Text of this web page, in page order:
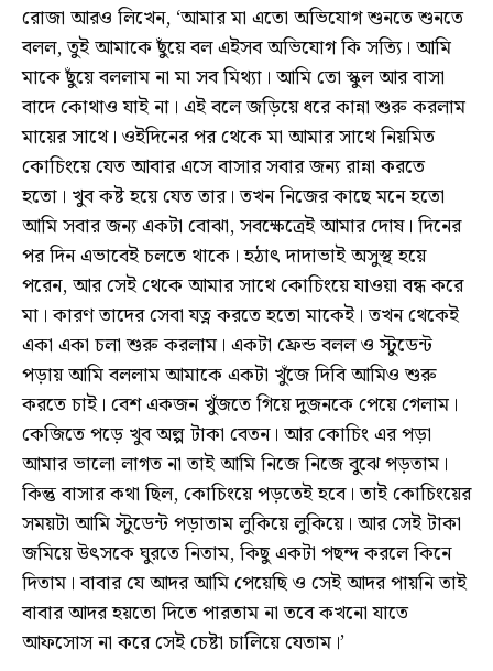
রোজা আরও লিখেন, ‘আমার মা এতো অভিযোগ শুনতে শুনতে
বলল, তুই আমাকে ছুঁয়ে বল এইসব অভিযোগ কি সত্যি। আমি
মাকে ছুঁয়ে বললাম না মা সব মিথ্যা। আমি তো স্কুল আর বাসা
বাদে কোথাও যাই না। এই বলে জড়িয়ে ধরে কান্না শুরু করলাম
মায়ের সাথে। ওইদিনের পর থেকে মা আমার সাথে নিয়মিত
কোচিংয়ে যেত আবার এসে বাসার সবার জন্য রান্না করতে
হতো। খুব কষ্ট হয়ে যেত তার। তখন নিজের কাছে মনে হতো
আমি সবার জন্য একটা বোঝা, সবক্ষেত্রেই আমার দোষ। দিনের
পর দিন এভাবেই চলতে থাকে। হঠাৎ দাদাভাই অসুস্থ হয়ে
পরেন, আর সেই থেকে আমার সাথে কোচিংয়ে যাওয়া বন্ধ করে
মা। কারণ তাদের সেবা যত্ন করতে হতো মাকেই। তখন থেকেই
একা একা চলা শুরু করলাম। একটা ফ্রেন্ড বলল ও স্টুডেন্ট
পড়ায় আমি বললাম আমাকে একটা খুঁজে দিবি আমিও শুরু
করতে চাই। বেশ একজন খুঁজতে গিয়ে দুজনকে পেয়ে গেলাম।
কেজিতে পড়ে খুব অল্প টাকা বেতন। আর কোচিং এর পড়া
আমার ভালো লাগত না তাই আমি নিজে নিজে বুঝে পড়তাম।
কিন্তু বাসার কথা ছিল, কোচিংয়ে পড়তেই হবে। তাই কোচিংয়ের
সময়টা আমি স্টুডেন্ট পড়াতাম লুকিয়ে লুকিয়ে। আর সেই টাকা
জমিয়ে উৎসকে ঘুরতে নিতাম, কিছু একটা পছন্দ করলে কিনে
দিতাম। বাবার যে আদর আমি পেয়েছি ও সেই আদর পায়নি তাই
বাবার আদর হয়তো দিতে পারতাম না তবে কখনো যাতে
আফসোস না করে সেই চেষ্টা চালিয়ে যেতাম।’